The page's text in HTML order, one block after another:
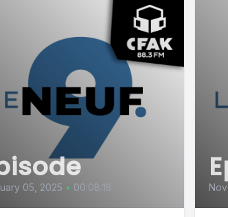
05, 2025 • 00:08:18